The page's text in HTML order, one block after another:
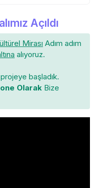
Açıldı
Mirası Adım adım
alıyoruz.
başladık.
Olarak Bize